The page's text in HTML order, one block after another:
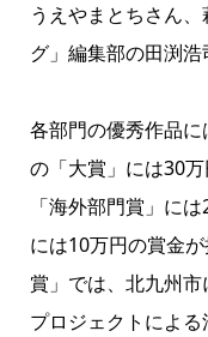
うえやまとちさん
グ」編集部の田渕浩
各部門の優秀作品
の「大賞」には30
「海外部門賞」に
には10万円の賞金
賞」では、北九州
プロジェクトによ